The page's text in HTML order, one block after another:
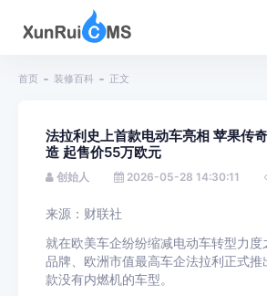
首页 装修百科 正文
法拉利史上首款电动车亮相 苹果传
造 起售价55万欧元
创始人 2026-05-28 14:30:11
来源：财联社
就在欧美车企纷纷缩减电动车转型力度
品牌、欧洲市值最高车企法拉利正式推
款没有内燃机的车型。